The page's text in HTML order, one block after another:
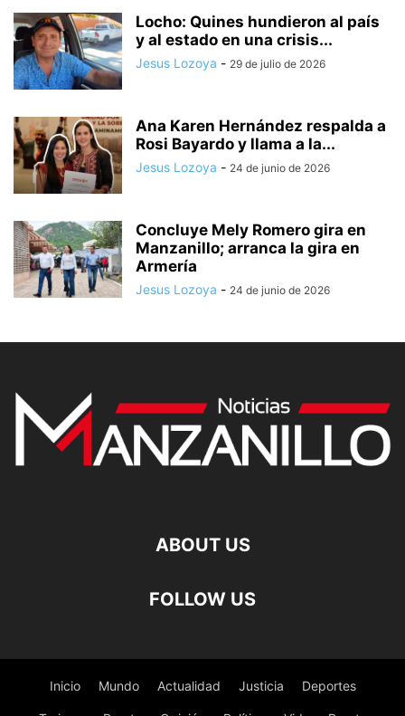
Locho: Quines hundieron al país
y al estado en una crisis...
Jesus Lozoya - 29 de julio de 2026
Ana Karen Hernández respalda a
Rosi Bayardo y llama a la...
Jesus Lozoya - 24 de junio de 2026
Concluye Mely Romero gira en
Manzanillo; arranca la gira en
Armería
Jesus Lozoya - 24 de junio de 2026
ABOUT US
FOLLOW US
Inicio Mundo Actualidad Justicia Deportes